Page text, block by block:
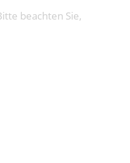
beachten Sie,